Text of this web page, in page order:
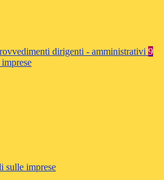
dirigenti - amministrativi 9
sulle imprese